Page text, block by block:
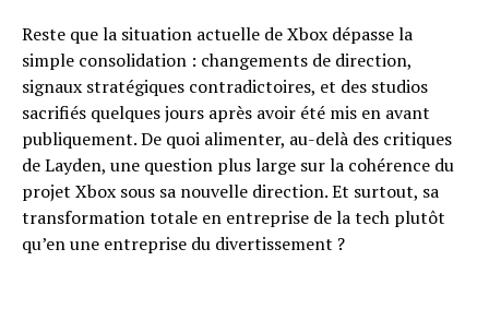
Reste que la situation actuelle de Xbox dépasse la
simple consolidation : changements de direction,
signaux stratégiques contradictoires, et des studios
sacrifiés quelques jours après avoir été mis en avant
publiquement. De quoi alimenter, au-delà des critiques
de Layden, une question plus large sur la cohérence du
projet Xbox sous sa nouvelle direction. Et surtout, sa
transformation totale en entreprise de la tech plutôt
qu’en une entreprise du divertissement ?